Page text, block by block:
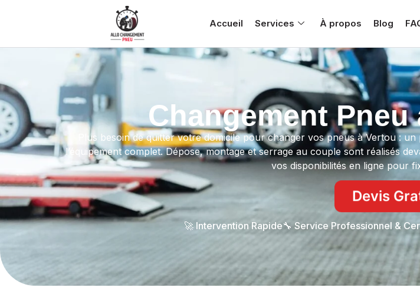
Accueil Services À propos Blog
Changement Pneu
Plus besoin de quitter votre domicile pour changer vos pneus à Vertou :
l’équipement complet. Dépose, montage et serrage au couple sont réalisés
vos disponibilités en ligne pour
Devis
🚀 Intervention Rapide🔧 Service Professionnel &